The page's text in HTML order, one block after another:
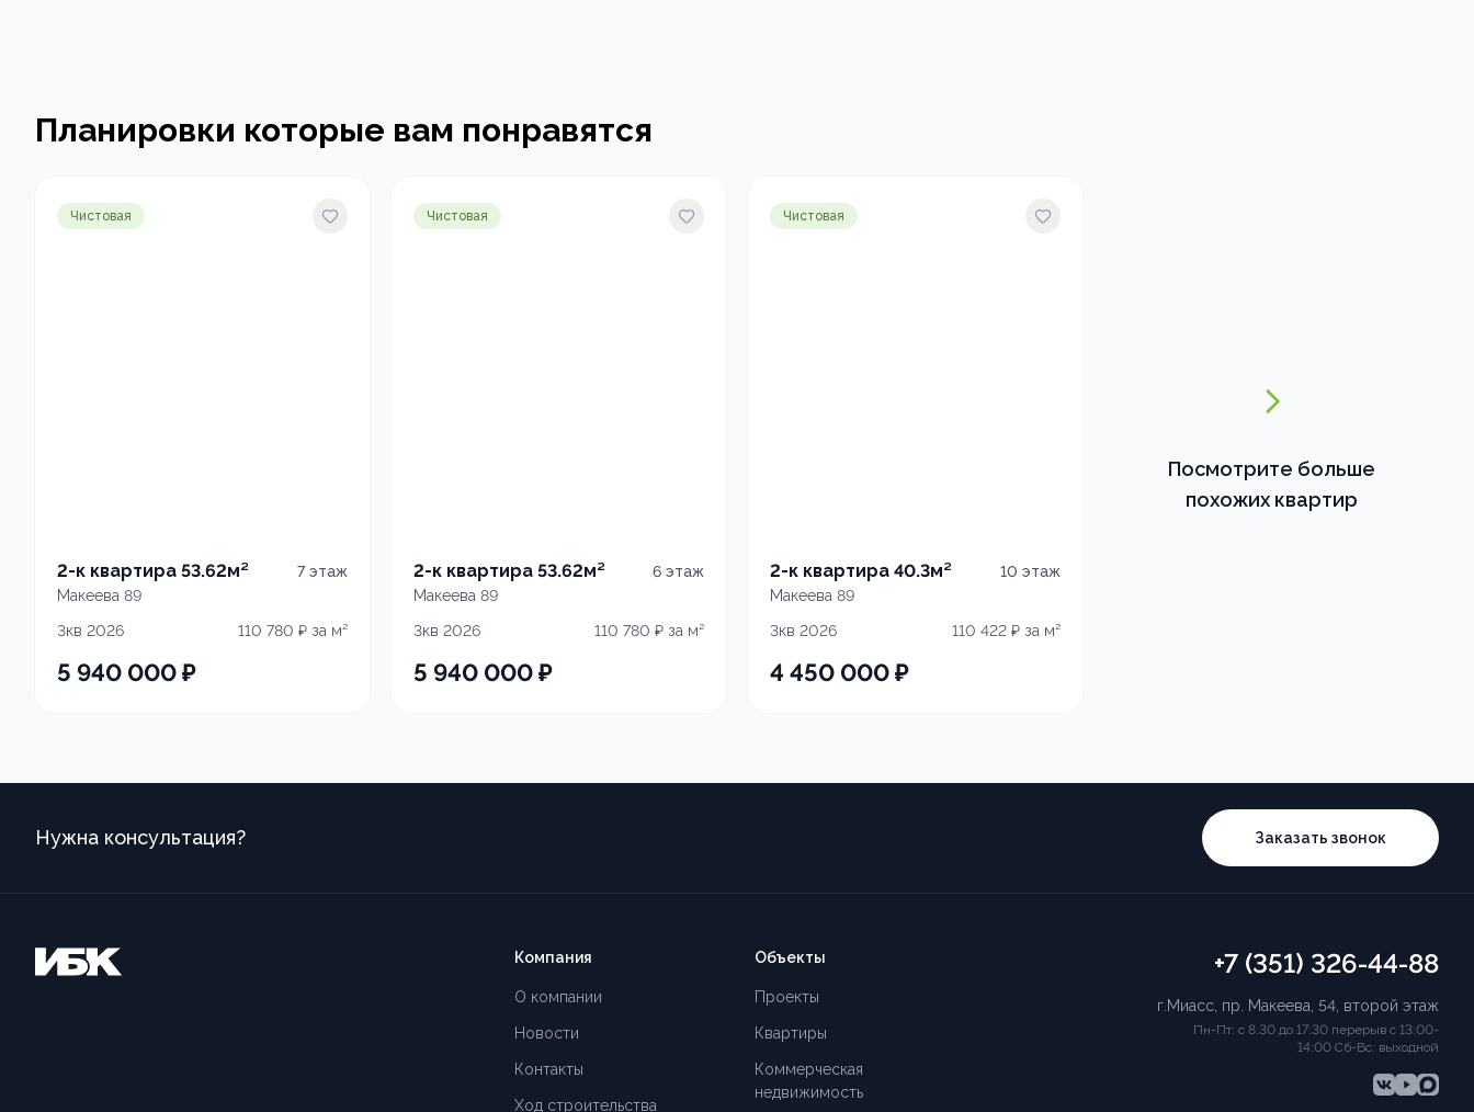
Планировки которые вам понравятся
Чистовая
2-к квартира 53.62м² 7этаж
Макеева 89
3кв 2026
110 780 ₽ за м²
5 940 000₽
Чистовая
2-к квартира 53.62м² 6 этаж
Макеева 89
3кв 2026
110 780 ₽ за м²
5 940 000₽
Чистовая
2-к квартира 40.3м² 10 этаж
Макеева 89
3кв 2026
110 422 ₽ за м²
4 450 000₽
Посмотрите больше
похожих квартир
Нужна консультация? Заказать звонок
Компания
О компании
Новости
Контакты
Ход строительства
Объекты
Проекты
Квартиры
Коммерческая
недвижимость
+7 (351) 326-44-88
г.Миасс, пр. Макеева, 54, второй этаж
Пн-Пт: с 8.30 до 17:30 перерыв с 13:00-
14:00 Сб-Вс: выходной